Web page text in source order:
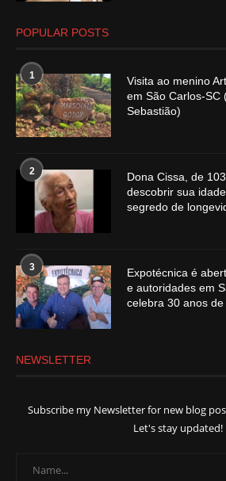
POPULAR POSTS
1
Visita ao menino
em São Carlos-SC
Sebastião)
2
Dona Cissa, de
descobrir sua
segredo de
3
Expotécnica é
e autoridades em
celebra 30 anos
NEWSLETTER
Subscribe my Newsletter for new blog
Let's stay updated!